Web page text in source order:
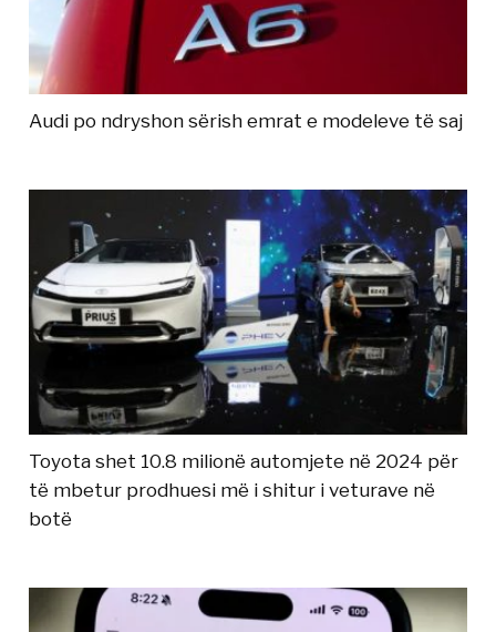
Audi po ndryshon sërish emrat e modeleve të saj
Toyota shet 10.8 milionë automjete në 2024 për
të mbetur prodhuesi më i shitur i veturave në
botë